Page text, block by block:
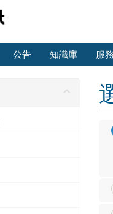
公告 知識庫 服